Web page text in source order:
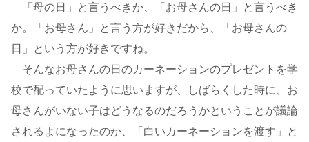
「母の日」と言うべきか、「お母さんの日」と言うべき
か。「お母さん」と言う方が好きだから、「お母さんの
日」という方が好きですね。
そんなお母さんの日のカーネーションのプレゼントを学
校で配っていたように思いますが、しばらくした時に、お
母さんがいない子はどうなるのだろうかということが議論
されるよになったのか、「白いカーネーションを渡す」と